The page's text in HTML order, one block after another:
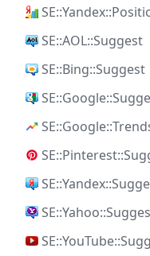
SE::AOL::Suggest
SE::Bing::Suggest